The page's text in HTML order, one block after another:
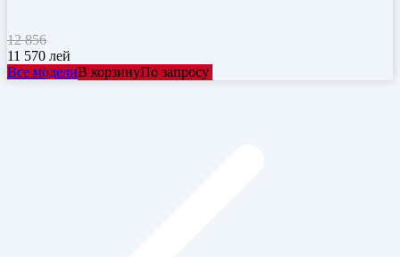
12 856
11 570 лей
Все моделиВ корзинуПо запросу